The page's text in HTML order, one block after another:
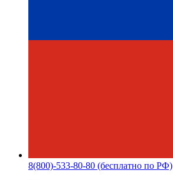
8(800)-533-80-80 (бесплатно по РФ)